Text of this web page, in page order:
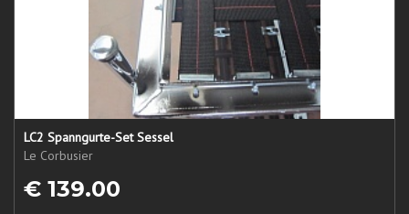
LC2 Spanngurte-Set Sessel
Le Corbusier
€ 139.00